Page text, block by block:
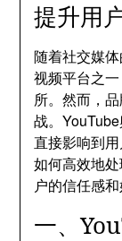
提升用
随着社交媒
视频平台之
所。然而，
战。
直接影响到
如何高效地
户的信任感和
一、